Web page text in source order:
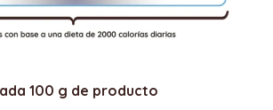
100 g de producto